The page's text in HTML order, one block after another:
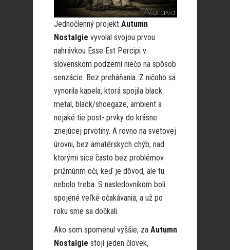
Jednočlenný projekt Autumn
Nostalgie vyvolal svojou prvou
nahrávkou Esse Est Percipi v
slovenskom podzemí niečo na spôsob
senzácie. Bez preháňania. Z ničoho sa
vynorila kapela, ktorá spojila black
metal, black/shoegaze, ambient a
nejaké tie post- prvky do krásne
znejúcej prvotiny. A rovno na svetovej
úrovni, bez amatérskych chýb, nad
ktorými síce často bez problémov
prižmúrim oči, keď je dôvod, ale tu
nebolo treba. S nasledovníkom boli
spojené veľké očakávania, a už po
roku sme sa dočkali.
Ako som spomenul vyššie, za Autumn
Nostalgie stojí jeden človek,